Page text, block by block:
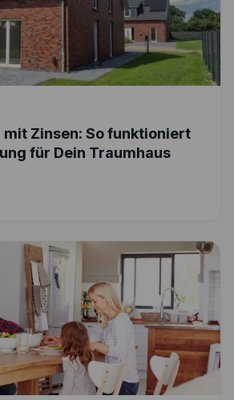
Zinsen: So funktioniert
für Dein Traumhaus